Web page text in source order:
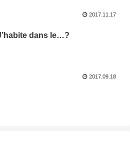
2017.11.17
dans le…?
2017.09.18